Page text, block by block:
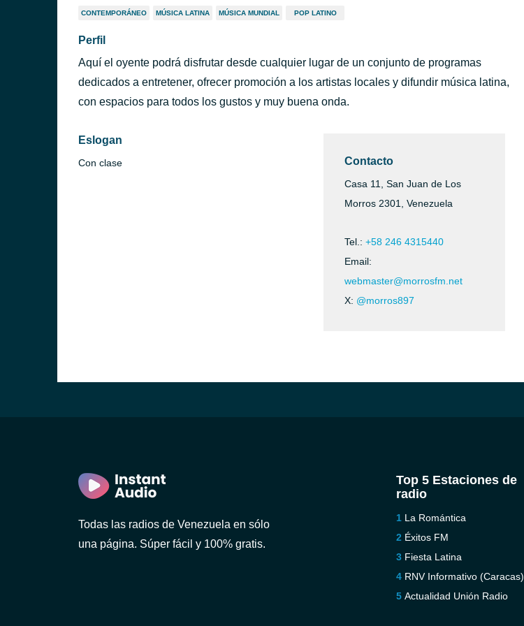
CONTEMPORÁNEO MÚSICA LATINA MÚSICA MUNDIAL POP LATINO
Perfil
Aquí el oyente podrá disfrutar desde cualquier lugar de un conjunto de programas
dedicados a entretener, ofrecer promoción a los artistas locales y difundir música latina,
con espacios para todos los gustos y muy buena onda.
Eslogan
Con clase Contacto
Casa 11, San Juan de Los
Morros 2301, Venezuela
Tel.: +58 246 4315440
Email:
webmaster@morrosfm.net
X: @morros897
Todas las radios de Venezuela en sólo
una página. Súper fácil y 100% gratis.
Top 5 Estaciones de
radio
La Romántica
Éxitos FM
Fiesta Latina
RNV Informativo (Caracas)
Actualidad Unión Radio